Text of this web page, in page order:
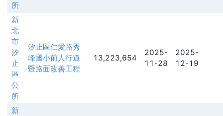
所
新
北
市
汐
止
區
公
所
汐止區仁愛路秀
峰國小前人行道
暨路面改善工程
13,223,654
2025-
11-28
2025-
12-19
新